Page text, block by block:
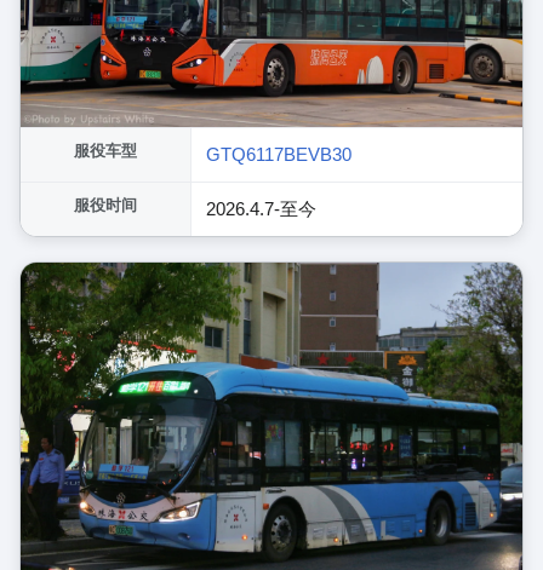
服役车型 GTQ6117BEVB30
服役时间 2026.4.7-至今